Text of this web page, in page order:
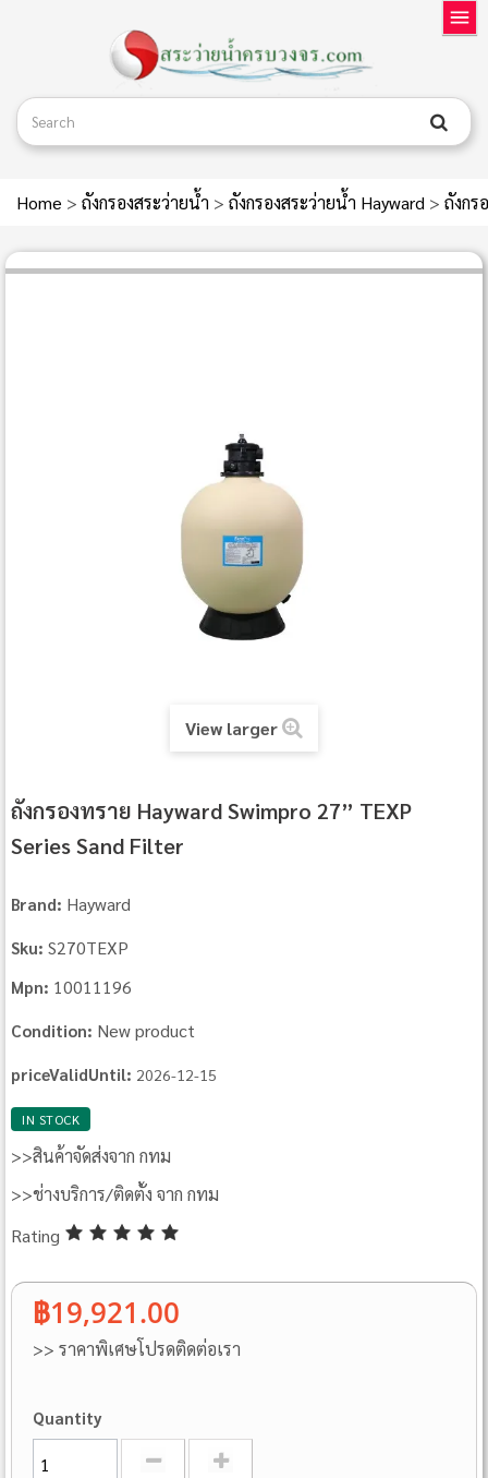
Home > ถังกรองสระว่ายน้ำ > ถังกรองสระว่ายน้ำ Hayward > ถังกร
View larger
ถังกรองทราย Hayward Swimpro 27” TEXP
Series Sand Filter
Brand: Hayward
Sku: S270TEXP
Mpn: 10011196
Condition: New product
priceValidUntil: 2026-12-15
IN STOCK
>>สินค้าจัดส่งจาก กทม
>>ช่างบริการ/ติดตั้ง จาก กทม
Rating
฿19,921.00
>> ราคาพิเศษโปรดติดต่อเรา
Quantity